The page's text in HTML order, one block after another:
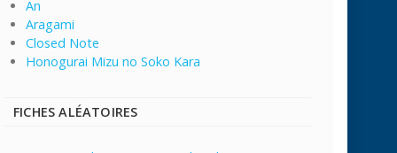
An
Aragami
Closed Note
Honogurai Mizu no Soko Kara
FICHES ALÉATOIRES